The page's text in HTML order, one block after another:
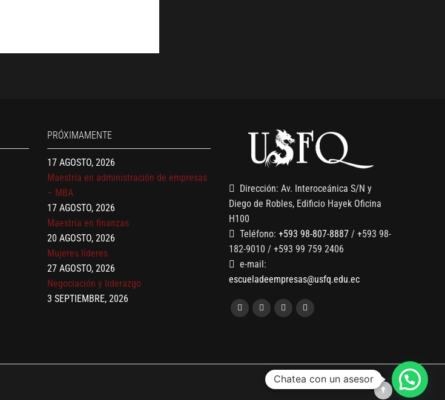
PRÓXIMAMENTE
17 AGOSTO, 2026
Maestría en administración de empresas
– MBA
17 AGOSTO, 2026
Maestría en finanzas
20 AGOSTO, 2026
Mujeres líderes
27 AGOSTO, 2026
Negociación y liderazgo
3 SEPTIEMBRE, 2026
Comunicación con IA
7 SEPTIEMBRE, 2026
Dirección: Av. Interoceánica S/N y
Diego de Robles, Edificio Hayek Oficina
H100
Teléfono: +593 98-807-8887 / +593 98-
182-9010 / +593 99 759 2406
e-mail:
escueladeempresas@usfq.edu.ec
Chatea con un asesor